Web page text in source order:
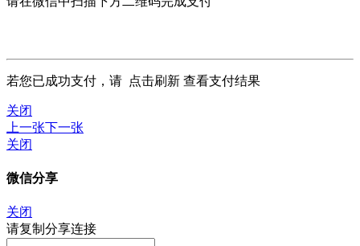
若您已成功支付，请 点击刷新 查看支付结果
关闭
上一张下一张
关闭
微信分享
关闭
请复制分享连接